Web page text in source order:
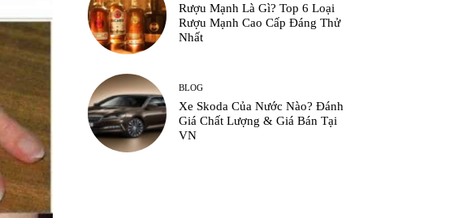
Rượu Mạnh Là Gì? Top 6 Loại
Rượu Mạnh Cao Cấp Đáng Thử
Nhất
BLOG
Xe Skoda Của Nước Nào? Đánh
Giá Chất Lượng & Giá Bán Tại
VN